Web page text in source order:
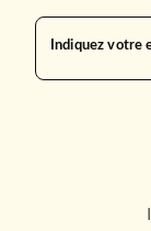
Indiquez votre